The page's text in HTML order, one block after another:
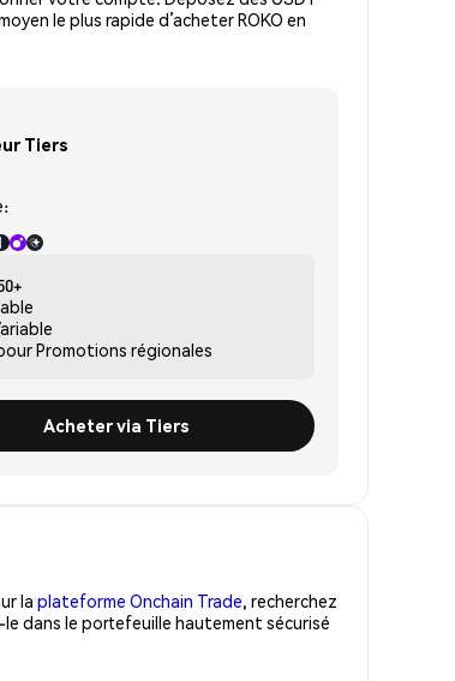
le plus rapide d’acheter ROKO en
Tiers
Promotions régionales
Acheter via Tiers
la plateforme Onchain Trade, recherchez
dans le portefeuille hautement sécurisé